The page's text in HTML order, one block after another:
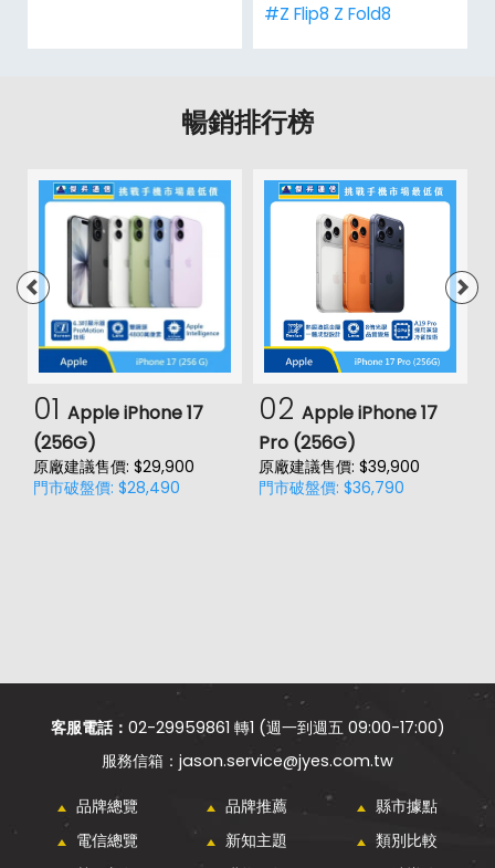
#Z Flip8 Z Fold8
暢銷排行榜
01 Apple iPhone 17
(256G)
原廠建議售價: $29,900
門市破盤價: $28,490
02 Apple iPhone 17
Pro (256G)
原廠建議售價: $39,900
門市破盤價: $36,790
客服電話： 02-29959861 轉1 (週一到週五 09:00-17:00)
jason.service@jyes.com.tw
品牌總覽 品牌推薦
縣市據點
電信總覽
新知主題
類別比較